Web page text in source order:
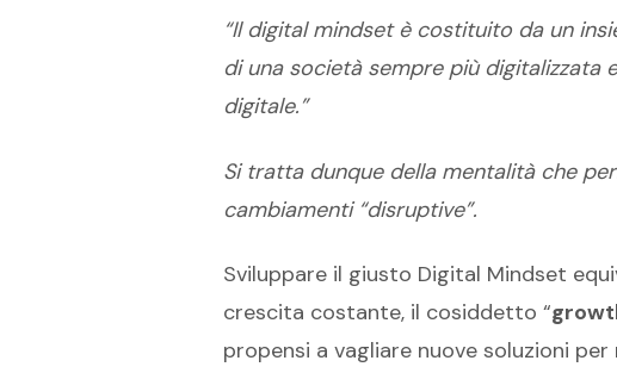
“Il digital mindset è costituito da un
di una società sempre più digitalizzata
digitale.”
Si tratta dunque della mentalità che
cambiamenti “disruptive”.
Sviluppare il giusto Digital Mindset
crescita costante, il cosiddetto “
propensi a vagliare nuove soluzioni per